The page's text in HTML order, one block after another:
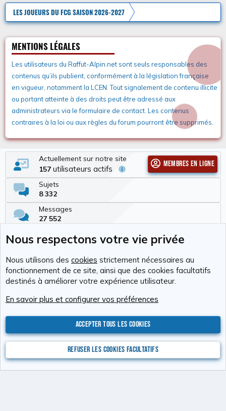
LES JOUEURS DU FCG SAISON 2026-2027
MENTIONS LÉGALES
Les utilisateurs du Raffut-Alpin.net sont seuls responsables des
contenus qu’ils publient, conformément à la législation française
en vigueur, notamment la LCEN. Tout signalement de contenu illicite
ou portant atteinte à des droits peut être adressé aux
administrateurs via le formulaire de contact. Les contenus
contraires à la loi ou aux règles du forum pourront être supprimés.
Actuellement sur notre site
157 utilisateurs actifs
Membres en ligne
Sujets
8 332
Messages
27 552
335
Dernier membre
biloute
Nous contacter
Conditions générales d'utilisation
ValentinXenforo Add-ons© by ©XenTR
Ultimate Staff Pagecreated by StylesFactory
© Jason Axelrod of 8WAYRUN
XenAtendo 2 PRO© Jason Axelrod of8WAYRUN
Nous respectons votre vie privée
Nous utilisons des cookies strictement nécessaires au
fonctionnement de ce site, ainsi que des cookies facultatifs
destinés à améliorer votre expérience utilisateur.
En savoir plus et configurer vos préférences
Accepter tous les cookies
Refuser les cookies facultatifs